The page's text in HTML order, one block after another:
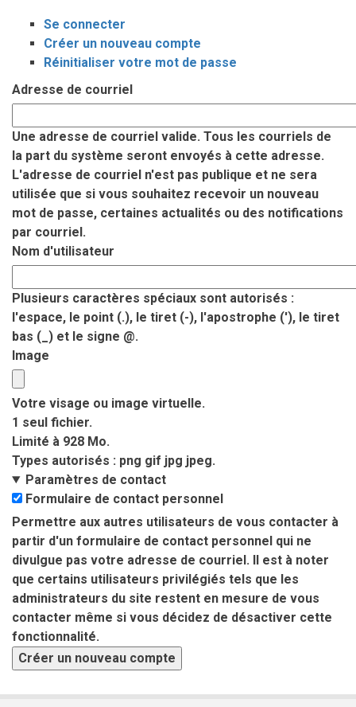
Onglets
principaux
Se connecter
Créer un nouveau compte
actif)
Réinitialiser votre mot de passe
Adresse de courriel
Une adresse de courriel valide. Tous les courriels de
la part du système seront envoyés à cette adresse.
L'adresse de courriel n'est pas publique et ne sera
utilisée que si vous souhaitez recevoir un nouveau
mot de passe, certaines actualités ou des notifications
par courriel.
Nom d'utilisateur
Plusieurs caractères spéciaux sont autorisés :
l'espace, le point (.), le tiret (-), l'apostrophe ('), le tiret
bas (_) et le signe @.
Image
Votre visage ou image virtuelle.
1 seul fichier.
Limité à 928 Mo.
Types autorisés : png gif jpg jpeg.
Paramètres de contact
Formulaire de contact personnel
Permettre aux autres utilisateurs de vous contacter à
partir d'un formulaire de contact personnel qui ne
divulgue pas votre adresse de courriel. Il est à noter
que certains utilisateurs privilégiés tels que les
administrateurs du site restent en mesure de vous
contacter même si vous décidez de désactiver cette
fonctionnalité.